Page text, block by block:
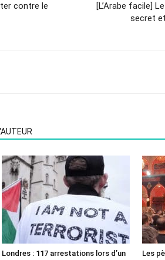
contre le
[L’Arabe facile]
secret
Londres : 117 arrestations lors d’un
Les